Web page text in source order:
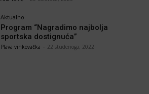
Aktualno
Program “Nagradimo najbolja
sportska dostignuća”
Plava vinkovačka 22 studenoga, 2022